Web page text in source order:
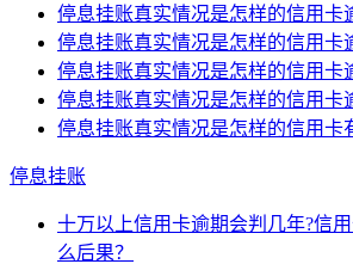
停息挂账真实情况是怎样的信用卡
停息挂账真实情况是怎样的信用卡
停息挂账真实情况是怎样的信用卡
停息挂账真实情况是怎样的信用卡
停息挂账真实情况是怎样的信用卡
停息挂账
十万以上信用卡逾期会判几年?信
么后果？